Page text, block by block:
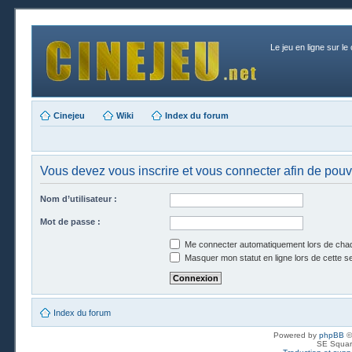
Le jeu en ligne sur le
Cinejeu Wiki Index du forum
Vous devez vous inscrire et vous connecter afin de
Nom d’utilisateur :
Mot de passe :
Me connecter automatiquement lors de
Masquer mon statut en ligne lors de cette
Index du forum
Powered by phpBB
SE